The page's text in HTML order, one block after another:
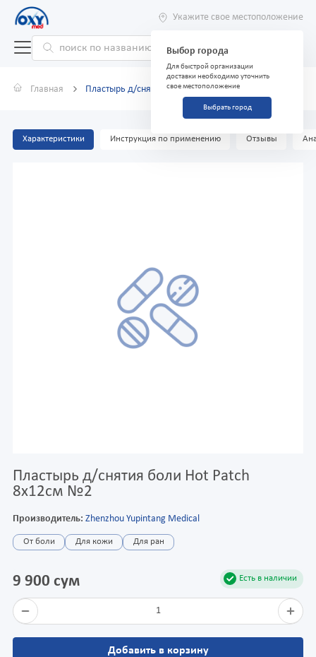
Укажите свое местоположение
Выбор города
Для быстрой организации
доставки необходимо уточнить
свое местоположение
Выбрать город
Главная Пластырь д/снятия боли Hot Patch 8х12см №2
Характеристики Инструкция по применению Отзывы
Пластырь д/снятия боли Hot Patch
8х12см №2
Производитель: Zhenzhou Yupintang Medical
От боли Для кожи Для ран
Есть в наличии
9 900 сум
1
Добавить в корзину